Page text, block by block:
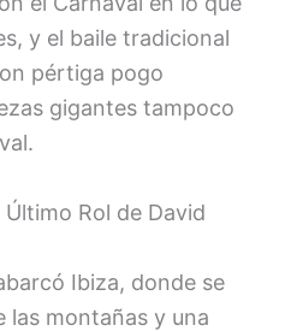
y el baile tradicional
pértiga pogo
gigantes tampoco
Rol de David
Ibiza, donde se
las montañas y una